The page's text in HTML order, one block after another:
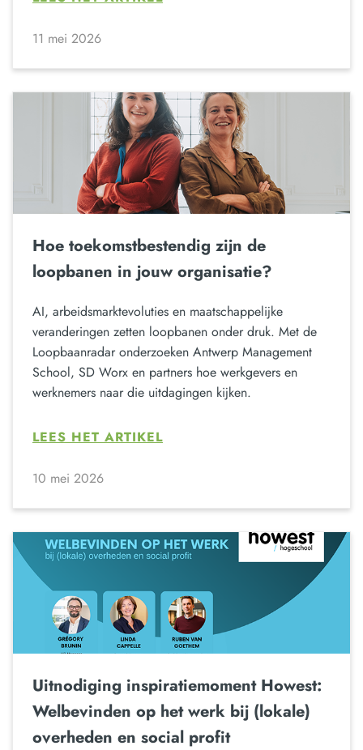
11 mei 2026
Hoe toekomstbestendig zijn de
loopbanen in jouw organisatie?
AI, arbeidsmarktevoluties en maatschappelijke
veranderingen zetten loopbanen onder druk. Met de
Loopbaanradar onderzoeken Antwerp Management
School, SD Worx en partners hoe werkgevers en
werknemers naar die uitdagingen kijken.
LEES HET ARTIKEL
10 mei 2026
Uitnodiging inspiratiemoment Howest:
Welbevinden op het werk bij (lokale)
overheden en social profit